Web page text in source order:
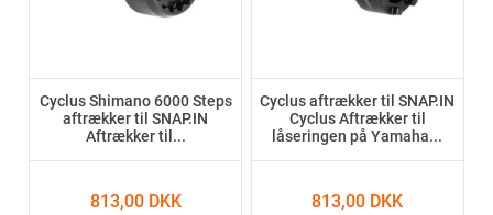
Cyclus Shimano 6000 Steps
aftrækker til SNAP.IN
Aftrækker til...
813,00 DKK
Cyclus aftrækker til SNAP.IN
Cyclus Aftrækker til
låseringen på Yamaha...
813,00 DKK